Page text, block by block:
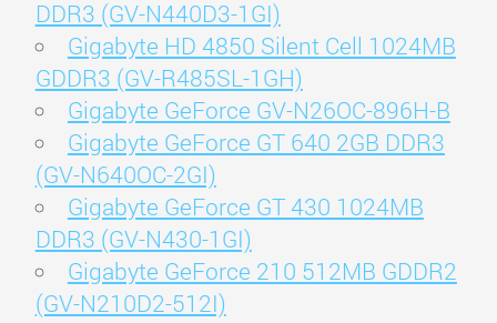
DDR3 (GV-N440D3-1GI)
Gigabyte HD 4850 Silent Cell 1024MB
GDDR3 (GV-R485SL-1GH)
Gigabyte GeForce GV-N26OC-896H-B
Gigabyte GeForce GT 640 2GB DDR3
(GV-N640OC-2GI)
Gigabyte GeForce GT 430 1024MB
DDR3 (GV-N430-1GI)
Gigabyte GeForce 210 512MB GDDR2
(GV-N210D2-512I)